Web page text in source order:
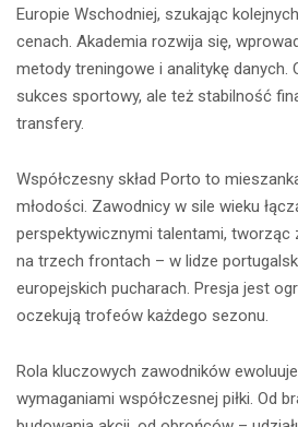
Europie Wschodniej, szukając
cenach. Akademia rozwija się,
metody treningowe i analitykę danych.
sukces sportowy, ale też stabilność
transfery.
Współczesny skład Porto to
młodości. Zawodnicy w sile wieku
perspektywicznymi talentami, tworząc
na trzech frontach – w lidze
europejskich pucharach. Presja jest
oczekują trofeów każdego sezonu.
Rola kluczowych zawodników
wymaganiami współczesnej piłki. Od